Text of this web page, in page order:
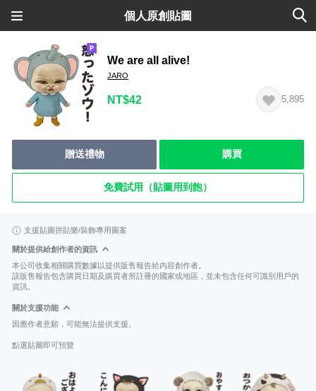
個人原創貼圖
We are all alive!
JARO
NT$42 5,895
贈送禮物 購買
免費試用（貼圖用到飽）
支援貼圖拼貼樂/裝飾專用圖案
關於提供給創作者的資訊
本公司收集相關購買數據以提供販售報告給內容創作者。
該販售報告包含購買日期及購買者所註冊的國家或地區，並未包含任何可識別用戶的
資訊。
關於支援功能
因應作者意願，可能無法提供支援。
點選貼圖即可預覽